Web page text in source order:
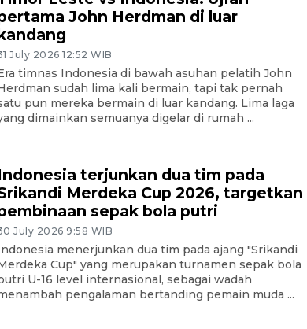
John Herdman di luar
July 2026 12:52 WIB
timnas Indonesia di bawah asuhan pelatih John
sudah lima kali bermain, tapi tak pernah
pun mereka bermain di luar kandang. Lima laga
dimainkan semuanya digelar di rumah ...
terjunkan dua tim pada
Merdeka Cup 2026, targetkan
sepak bola putri
July 2026 9:58 WIB
menerjunkan dua tim pada ajang "Srikandi
Cup" yang merupakan turnamen sepak bola
U-16 level internasional, sebagai wadah
pengalaman bertanding pemain muda ...